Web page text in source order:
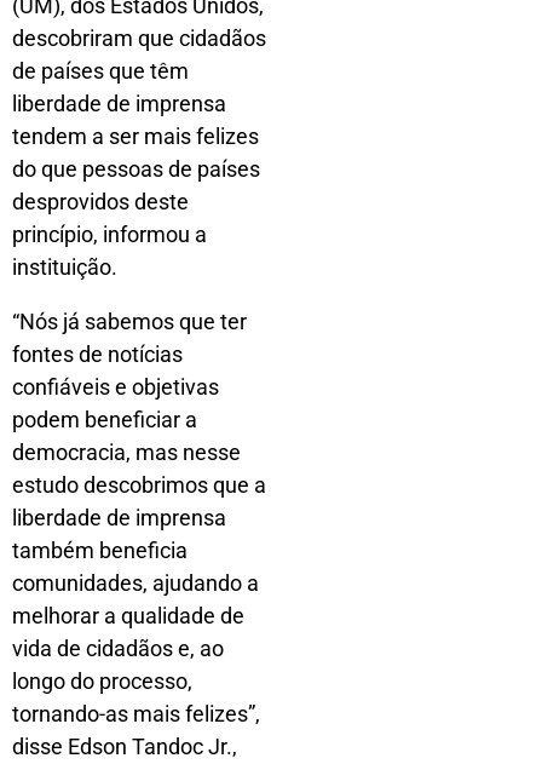
descobriram que cidadãos
de países que têm
liberdade de imprensa
tendem a ser mais felizes
do que pessoas de países
desprovidos deste
princípio, informou a
instituição.
“Nós já sabemos que ter
fontes de notícias
confiáveis e objetivas
podem beneficiar a
democracia, mas nesse
estudo descobrimos que a
liberdade de imprensa
também beneficia
comunidades, ajudando a
melhorar a qualidade de
vida de cidadãos e, ao
longo do processo,
tornando-as mais felizes”,
disse Edson Tandoc Jr.,